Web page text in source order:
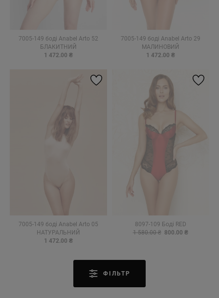
7005-149 боді Anabel Arto 52
БЛАКИТНИЙ
1 472.00 ₴
7005-149 боді Anabel Arto 29
МАЛИНОВИЙ
1 472.00 ₴
7005-149 боді Anabel Arto 05
НАТУРАЛЬНИЙ
1 472.00 ₴
8097-109 Боді RED
1 580.00 ₴ 800.00 ₴
ФІЛЬТР